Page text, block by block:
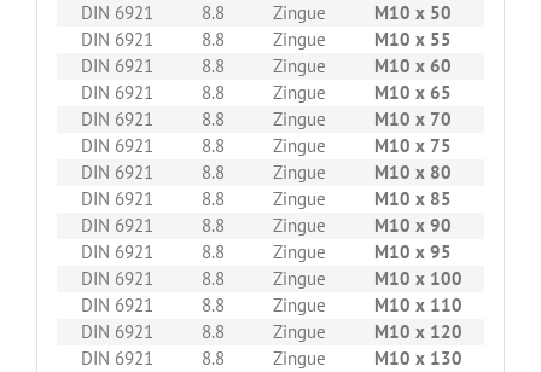
DIN 6921
8.8 Zingue M10 x 50
DIN 6921
8.8 Zingue M10 x 55
DIN 6921
8.8 Zingue M10 x 60
DIN 6921
8.8 Zingue M10 x 65
DIN 6921
8.8 Zingue M10 x 70
DIN 6921
8.8 Zingue M10 x 75
DIN 6921
8.8 Zingue M10 x 80
DIN 6921
8.8 Zingue M10 x 85
DIN 6921
8.8 Zingue M10 x 90
DIN 6921
8.8 Zingue M10 x 95
DIN 6921
8.8 Zingue M10 x 100
DIN 6921
8.8 Zingue M10 x 110
DIN 6921
8.8 Zingue M10 x 120
DIN 6921
8.8 Zingue M10 x 130